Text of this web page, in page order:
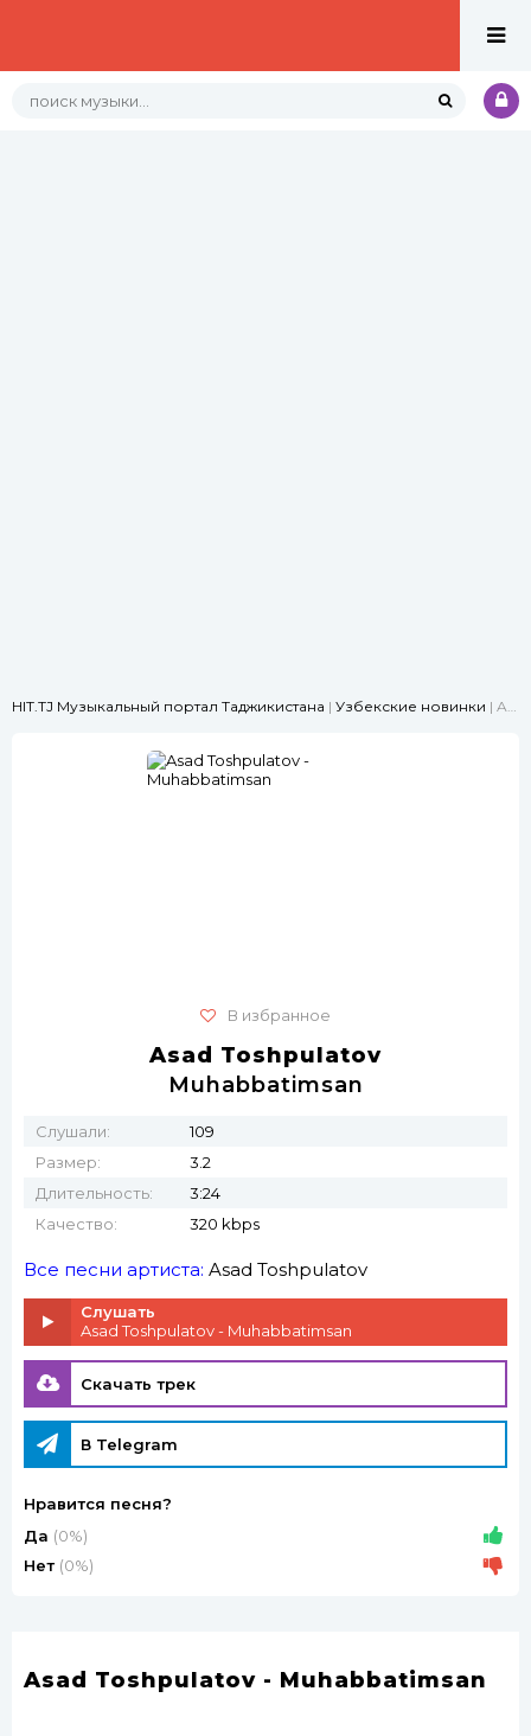
HIT.TJ Музыкальный портал Таджикистана | Узбекские новинки | Asad Toshpulatov - Muhabbatimsan
В избранное
Asad Toshpulatov
Muhabbatimsan
Слушали:
109
Размер:
3.2
Длительность:
3:24
Качество:
320 kbps
Все песни артиста: Asad Toshpulatov
Слушать
Asad Toshpulatov - Muhabbatimsan
Скачать трек
В Telegram
Нравится песня?
Да (0%)
Нет (0%)
Asad Toshpulatov - Muhabbatimsan